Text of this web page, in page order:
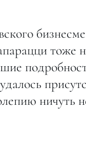
тоже
ничуть